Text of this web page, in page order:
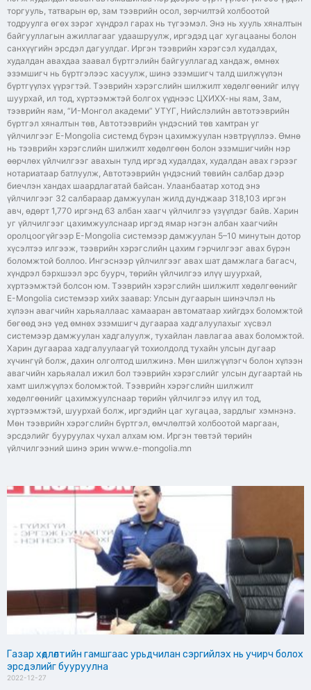
торгууль, татварын өр, зам тээврийн осол, зөрчилтэй холбоотой
тодруулга өгөх зэрэг хүндрэл гарах нь түгээмэл. Энэ нь хууль хяналтын
байгууллагын ажиллагааг удаашруулж, иргэдэд цаг хугацааны болон
санхүүгийн эрсдэл дагуулдаг. Иргэн тээврийн хэрэгсэл худалдах,
худалдан авахдаа заавал бүртгэлийн байгууллагад хандаж, өмнөх
эзэмшигч нь бүртгэлээс хасуулж, шинэ эзэмшигч талд шилжүүлэн
бүртгүүлэх үүрэгтэй. Тээврийн хэрэгслийн шилжилт хөдөлгөөнийг илүү
шуурхай, ил тод, хүртээмжтэй болгох үүднээс ЦХИХХ-ны яам, Зам,
тээврийн яам, “И-Монгол академи” УТҮГ, Нийслэлийн автотээврийн
бүртгэл хяналтын төв, Автотээврийн үндэсний төв хамтран уг
үйлчилгээг E-Mongolia системд бүрэн цахимжуулан нэвтрүүллээ. Өмнө
нь тээврийн хэрэгслийн шилжилт хөдөлгөөн болон эзэмшигчийн нэр
өөрчлөх үйлчилгээг авахын тулд иргэд худалдах, худалдан авах гэрээг
нотариатаар батлуулж, Автотээврийн үндэсний төвийн салбар дээр
биечлэн хандах шаардлагатай байсан. Улаанбаатар хотод энэ
үйлчилгээг 32 салбараар дамжуулан жилд дунджаар 318,103 иргэн
авч, өдөрт 1,770 иргэнд 63 албан хаагч үйлчилгээ үзүүлдэг байв. Харин
уг үйлчилгээг цахимжуулснаар иргэд ямар нэгэн албан хаагчийн
оролцоогүйгээр E-Mongolia системээр дамжуулан 5–10 минутын дотор
хүсэлтээ илгээж, тээврийн хэрэгслийн цахим гэрчилгээг авах бүрэн
боломжтой боллоо. Ингэснээр үйлчилгээг авах шат дамжлага багасч,
хүндрэл бэрхшээл эрс буурч, төрийн үйлчилгээ илүү шуурхай,
хүртээмжтэй болсон юм. Тээврийн хэрэгслийн шилжилт хөдөлгөөнийг
E-Mongolia системээр хийх заавар: Улсын дугаарын шинэчлэл нь
хүлээн авагчийн харьяаллаас хамааран автоматаар хийгдэх боломжтой
бөгөөд энэ үед өмнөх эзэмшигч дугаараа хадгалуулахыг хүсвэл
системээр дамжуулан хадгалуулж, тухайлан лавлагаа авах боломжтой.
Харин дугаараа хадгалуулаагүй тохиолдолд тухайн улсын дугаар
хүчингүй болж, дахин олголтод шилжинэ. Мөн шилжүүлэгч болон хүлээн
авагчийн харьяалал ижил бол тээврийн хэрэгслийг улсын дугаартай нь
хамт шилжүүлэх боломжтой. Тээврийн хэрэгслийн шилжилт
хөдөлгөөнийг цахимжуулснаар төрийн үйлчилгээ илүү ил тод,
хүртээмжтэй, шуурхай болж, иргэдийн цаг хугацаа, зардлыг хэмнэнэ.
Мөн тээврийн хэрэгслийн бүртгэл, өмчлөлтэй холбоотой маргаан,
эрсдэлийг бууруулах чухал алхам юм. Иргэн төвтэй төрийн
үйлчилгээний шинэ эрин www.e-mongolia.mn
Газар хөдлөлтийн гамшгаас урьдчилан сэргийлэх нь учирч болох
эрсдэлийг бууруулна
2022-12-27